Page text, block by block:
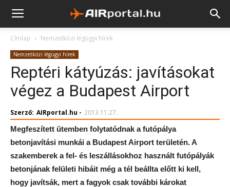
Címlap Nemzetközi légügyi hírek
Nemzetközi légügyi hírek
Reptéri kátyúzás: javításokat
végez a Budapest Airport
Szerző: AIRportal.hu - 2013.11.27.
Megfeszített ütemben folytatódnak a futópálya
betonjavítási munkái a Budapest Airport területén. A
szakemberek a fel- és leszállásokhoz használt futópályák
betonjának felületi hibáit még a tél beállta előtt ki kell,
hogy javítsák, mert a fagyok csak további károkat